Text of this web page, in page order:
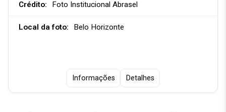
Crédito: Foto Institucional Abrasel
Local da foto: Belo Horizonte
Informações Detalhes